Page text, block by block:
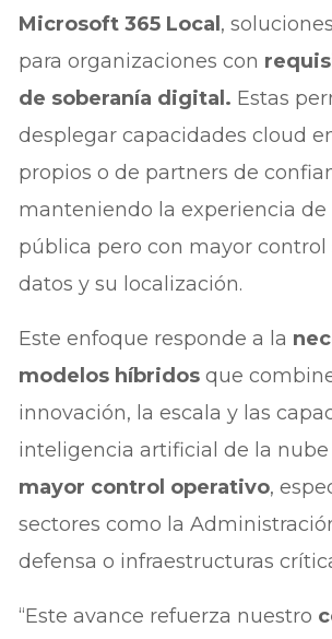
Microsoft 365 Local ,
para organizaciones con
de soberanía digital. Estas
desplegar capacidades cloud
propios o de partners de
manteniendo la experiencia de
pública pero con mayor control
datos y su localización.
Este enfoque responde a la
modelos híbridos que
innovación, la escala y las
inteligencia artificial de la nube
mayor control operativo,
sectores como la
defensa o infraestructuras
“Este avance refuerza nuestro